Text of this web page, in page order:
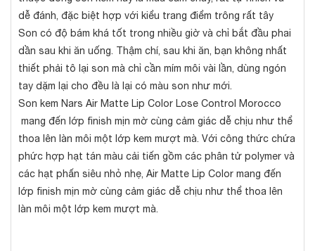
dễ đánh, đặc biệt hợp với kiểu trang điểm trông rất tây
Son có độ bám khá tốt trong nhiều giờ và chỉ bắt đầu phai
dần sau khi ăn uống. Thậm chí, sau khi ăn, bạn không nhất
thiết phải tô lại son mà chỉ cần mím môi vài lần, dùng ngón
tay dặm lại cho đều là lại có màu son như mới.
Son kem Nars Air Matte Lip Color Lose Control Morocco
mang đến lớp finish mịn mờ cùng cảm giác dễ chịu như thể
thoa lên làn môi một lớp kem mượt mà. Với công thức chứa
phức hợp hạt tán màu cải tiến gồm các phân tử polymer và
các hạt phấn siêu nhỏ nhẹ, Air Matte Lip Color mang đến
lớp finish mịn mờ cùng cảm giác dễ chịu như thể thoa lên
làn môi một lớp kem mượt mà.